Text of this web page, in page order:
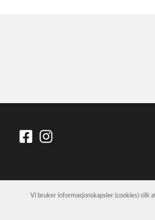
Vi bruker informasjonskapsler (cookies) slik